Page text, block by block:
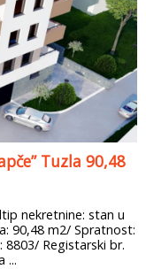
Tuzla 90,48
nekretnine: stan u
90,48 m2/ Spratnost:
Registarski br.
...